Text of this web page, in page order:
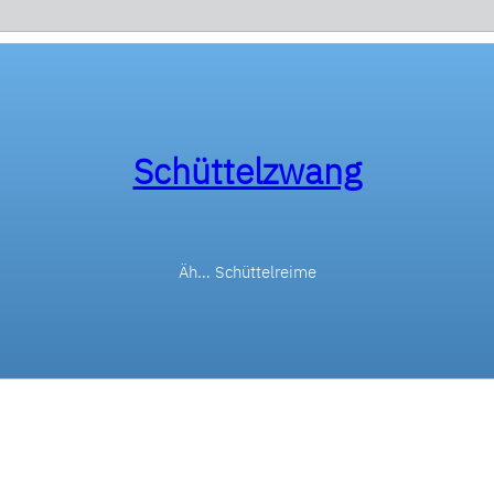
Schüttelzwang
Äh… Schüttelreime